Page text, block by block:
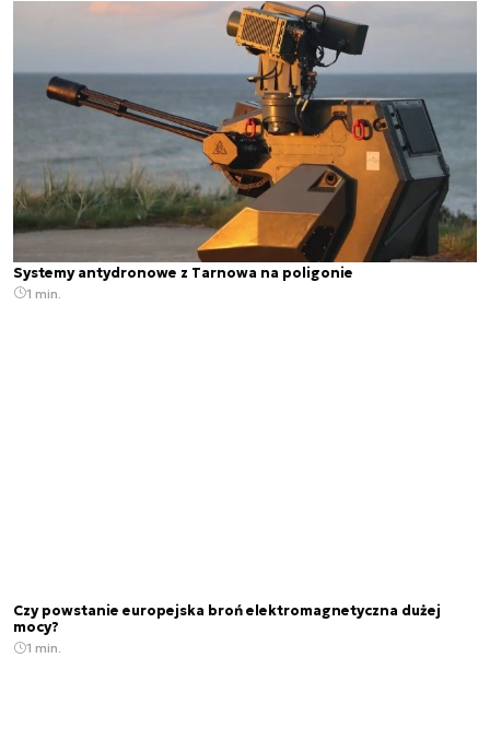
Systemy antydronowe z Tarnowa na poligonie
1 min.
Czy powstanie europejska broń elektromagnetyczna dużej
mocy?
1 min.